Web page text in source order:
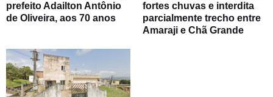
prefeito Adailton Antônio
de Oliveira, aos 70 anos
fortes chuvas e interdita
parcialmente trecho entre
Amaraji e Chã Grande